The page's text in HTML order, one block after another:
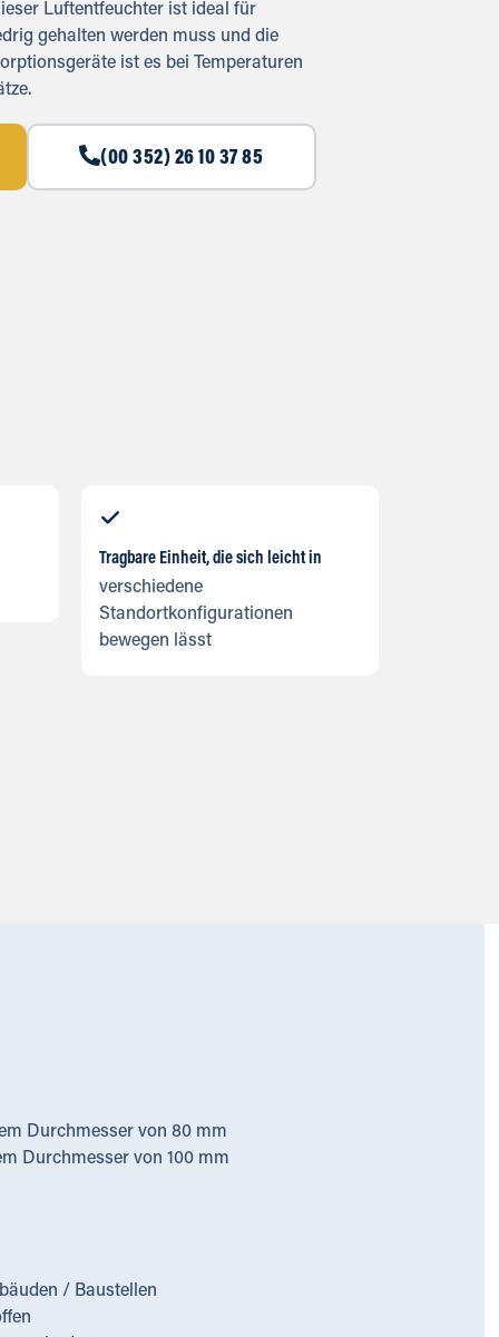
Luftentfeuchter ist ideal für
gehalten werden muss und die
ist es bei Temperaturen
(00 352) 26 10 37 85
Tragbare Einheit, die sich leicht in
verschiedene
Standortkonfigurationen
bewegen lässt
Durchmesser von 80 mm
Durchmesser von 100 mm
/ Baustellen